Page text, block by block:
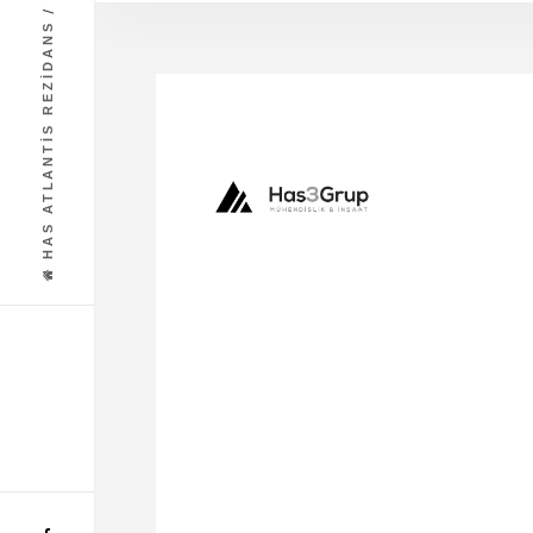
HAS ATLANTİS REZİDANS
/